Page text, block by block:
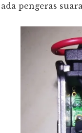
ada pengeras